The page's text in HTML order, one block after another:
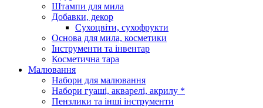
Штампи для мила
Добавки, декор
Сухоцвіти, сухофрукти
Основа для мила, косметики
Інструменти та інвентар
Косметична тара
Малювання
Набори для малювання
Набори гуаші, акварелі, акрилу *
Пензлики та інші інструменти